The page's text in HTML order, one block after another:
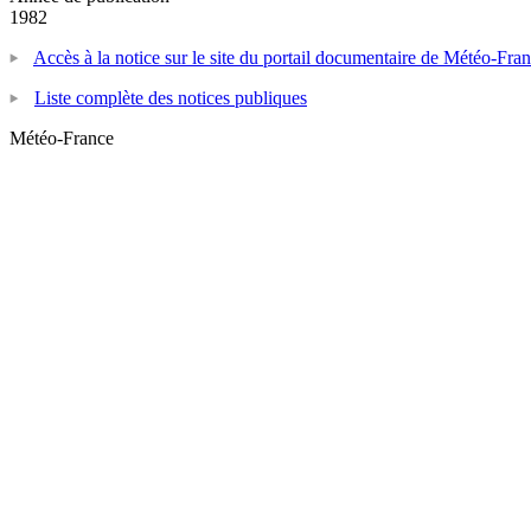
1982
Accès à la notice sur le site du portail documentaire de Météo-
Liste complète des notices publiques
Météo-France